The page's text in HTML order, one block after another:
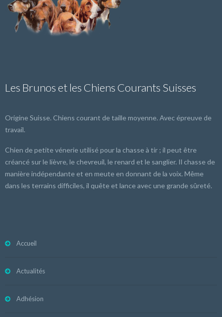
Les Brunos et les Chiens Courants Suisses
Origine Suisse. Chiens courant de taille moyenne. Avec épreuve de
travail.
Chien de petite vénerie utilisé pour la chasse à tir ; il peut être
créancé sur le lièvre, le chevreuil, le renard et le sanglier. Il chasse de
manière indépendante et en meute en donnant de la voix. Même
dans les terrains difficiles, il quête et lance avec une grande sûreté.
Accueil
Actualités
Adhésion